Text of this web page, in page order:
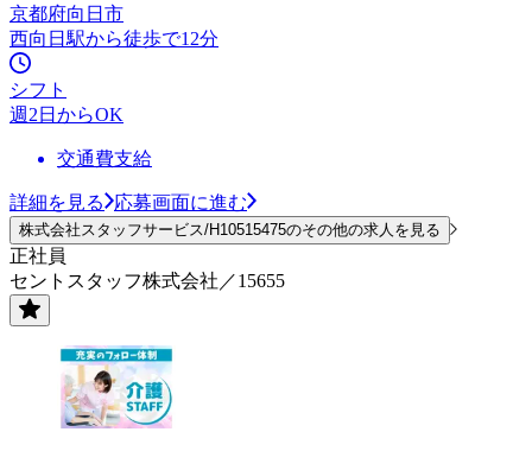
京都府向日市
西向日駅から徒歩で12分
シフト
週2日からOK
交通費支給
詳細を見る 応募画面に進む
株式会社スタッフサービス/H10515475のその他の求人を見る
正社員
セントスタッフ株式会社／15655